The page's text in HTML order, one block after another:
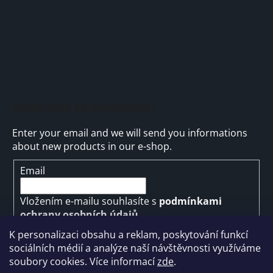
K personalizaci obsahu a reklam, poskytování funkcí
sociálních médií a analýze naší návštěvnosti využíváme
soubory cookies. Více informacízde.
Enter your email and we will send you informations
about new products in our e-shop.
Email
Vložením e-mailu souhlasíte s podmínkami
ochrany osobních údajů
SUBSCRIBE